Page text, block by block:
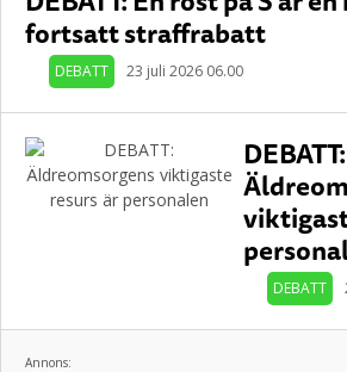
fortsatt straffrabatt
DEBATT 23 juli 2026 06.00
DEBATT:
DEBATT
Annons: